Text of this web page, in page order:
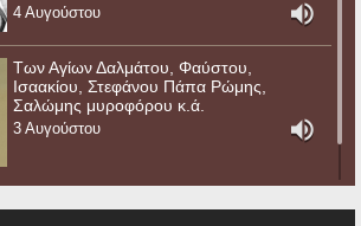
4 Αυγούστου
Των Αγίων Δαλμάτου, Φαύστου,
Ισαακίου, Στεφάνου Πάπα Ρώμης,
Σαλώμης μυροφόρου κ.ά.
3 Αυγούστου